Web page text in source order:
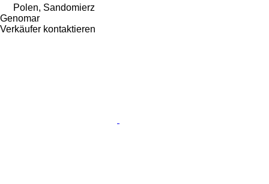
Polen, Sandomierz
Genomar
Verkäufer kontaktieren